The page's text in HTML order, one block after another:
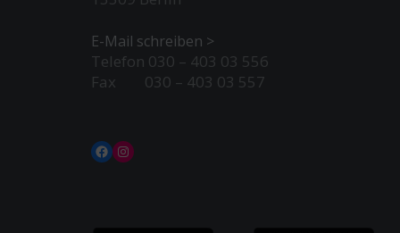
E-Mail schreiben >
Telefon 030 – 403 03 556
Fax 030 – 403 03 557
Facebook
Instagram